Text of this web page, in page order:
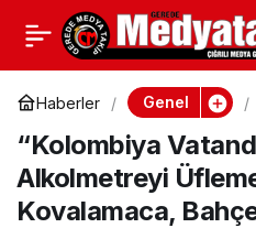
Haberler Genel
“Kolombiya
Alkolmetreyi
Kovalamaca,
“Kolombiya
Vatandaşıyım” Dedi,
Alkolmetreyi Üflemedi:
Polisle Kovalamaca,